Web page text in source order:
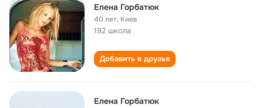
Елена Горбатюк
40 лет, Киев
192 школа
Добавить в друзья
Елена Горбатюк